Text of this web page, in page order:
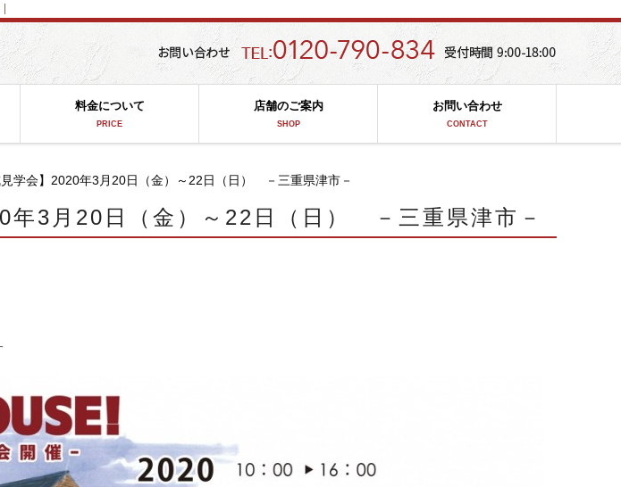
料金について
PRICE
店舗のご案内
SHOP
お問い合わせ
CONTACT
見学会】2020年3月20日（金）～22日（日） －三重県津市－
年3月20日（金）～22日（日） －三重県津市－